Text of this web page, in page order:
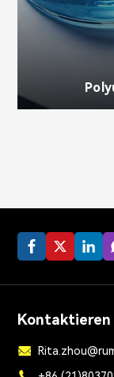
Kontaktieren